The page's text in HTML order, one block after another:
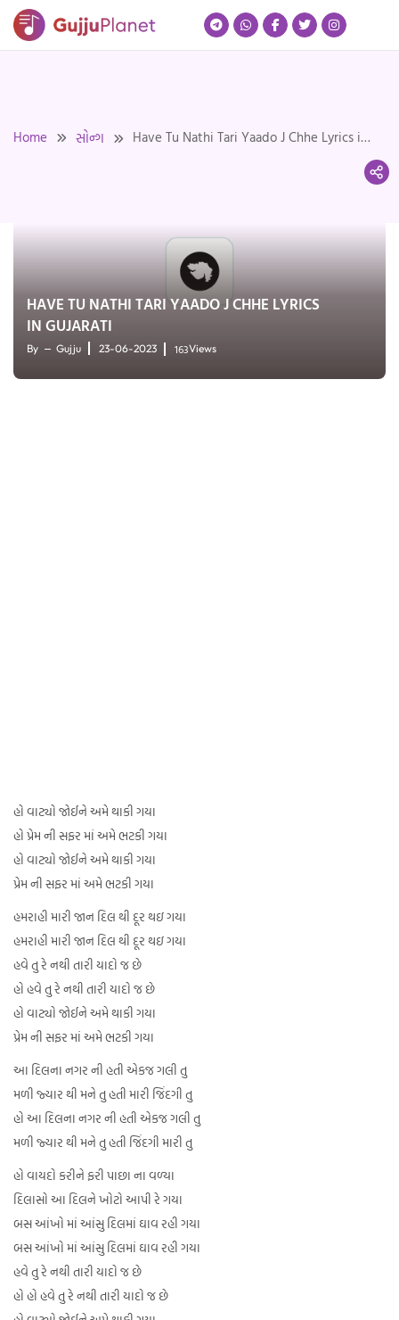
Skip
Home સોન્ગ
Have Tu Nathi Tari Yaado J Chhe Lyrics in
HAVE TU NATHI TARI YAADO J CHHE LYRICS
IN GUJARATI
By Gujju 23-06-2023 163Views
હો વાટ્યો જોઈને અમે થાકી ગયા
હો પ્રેમ ની સફર માં અમે ભટકી ગયા
હો વાટ્યો જોઈને અમે થાકી ગયા
પ્રેમ ની સફર માં અમે ભટકી ગયા
હમરાહી મારી જાન દિલ થી દૂર થઇ ગયા
હમરાહી મારી જાન દિલ થી દૂર થઇ ગયા
હવે તુ રે નથી તારી યાદો જ છે
હો હવે તુ રે નથી તારી યાદો જ છે
હો વાટ્યો જોઈને અમે થાકી ગયા
પ્રેમ ની સફર માં અમે ભટકી ગયા
આ દિલના નગર ની હતી એકજ ગલી તુ
મળી જ્યાર થી મને તુ હતી મારી જિંદગી તુ
હો આ દિલના નગર ની હતી એકજ ગલી તુ
મળી જ્યાર થી મને તુ હતી જિંદગી મારી તુ
હો વાયદો કરીને ફરી પાછા ના વળ્યા
દિલાસો આ દિલને ખોટો આપી રે ગયા
બસ આંખો માં આંસુ દિલમાં ઘાવ રહી ગયા
બસ આંખો માં આંસુ દિલમાં ઘાવ રહી ગયા
હવે તુ રે નથી તારી યાદો જ છે
હો હો હવે તુ રે નથી તારી યાદો જ છે